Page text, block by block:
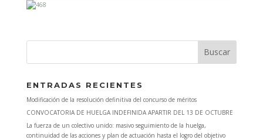
ENTRADAS RECIENTES
Modificación de la resolución definitiva del concurso de méritos
CONVOCATORIA DE HUELGA INDEFINIDA APARTIR DEL 13 DE OCTUBRE
La fuerza de un colectivo unido: masivo seguimiento de la huelga,
continuidad de las acciones y plan de actuación hasta el logro del objetivo